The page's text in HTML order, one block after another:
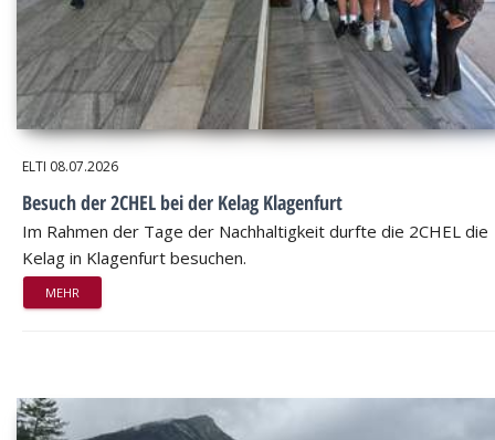
ELTI 08.07.2026
Besuch der 2CHEL bei der Kelag Klagenfurt
Im Rahmen der Tage der Nachhaltigkeit durfte die 2CHEL die
Kelag in Klagenfurt besuchen.
MEHR